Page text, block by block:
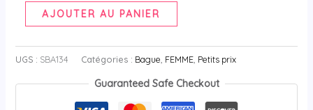
AJOUTER AU PANIER
UGS : SBA134 Catégories : Bague FEMME, Petits prix
Guaranteed Safe Checkout